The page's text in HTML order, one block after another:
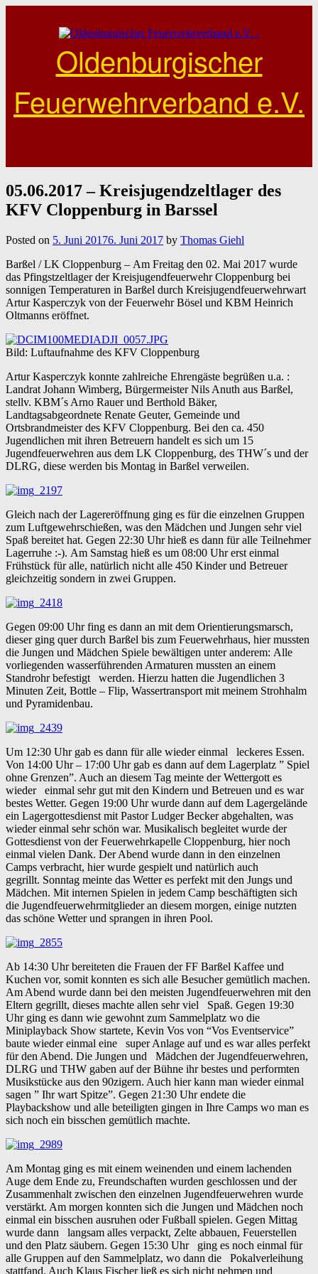
Oldenburgischer
Feuerwehrverband e.V.
05.06.2017 – Kreisjugendzeltlager des
KFV Cloppenburg in Barssel
Posted on 5. Juni 20176. Juni 2017 by Thomas Giehl
Barßel / LK Cloppenburg – Am Freitag den 02. Mai 2017 wurde
das Pfingstzeltlager der Kreisjugendfeuerwehr Cloppenburg bei
sonnigen Temperaturen in Barßel durch Kreisjugendfeuerwehrwart
Artur Kasperczyk von der Feuerwehr Bösel und KBM Heinrich
Oltmanns eröffnet.
Bild: Luftaufnahme des KFV Cloppenburg
Artur Kasperczyk konnte zahlreiche Ehrengäste begrüßen u.a. :
Landrat Johann Wimberg, Bürgermeister Nils Anuth aus Barßel,
stellv. KBM´s Arno Rauer und Berthold Bäker,
Landtagsabgeordnete Renate Geuter, Gemeinde und
Ortsbrandmeister des KFV Cloppenburg. Bei den ca. 450
Jugendlichen mit ihren Betreuern handelt es sich um 15
Jugendfeuerwehren aus dem LK Cloppenburg, des THW´s und der
DLRG, diese werden bis Montag in Barßel verweilen.
Gleich nach der Lagereröffnung ging es für die einzelnen Gruppen
zum Luftgewehrschießen, was den Mädchen und Jungen sehr viel
Spaß bereitet hat. Gegen 22:30 Uhr hieß es dann für alle Teilnehmer
Lagerruhe :-). Am Samstag hieß es um 08:00 Uhr erst einmal
Frühstück für alle, natürlich nicht alle 450 Kinder und Betreuer
gleichzeitig sondern in zwei Gruppen.
Gegen 09:00 Uhr fing es dann an mit dem Orientierungsmarsch,
dieser ging quer durch Barßel bis zum Feuerwehrhaus, hier mussten
die Jungen und Mädchen Spiele bewältigen unter anderem: Alle
vorliegenden wasserführenden Armaturen mussten an einem
Standrohr befestigt werden. Hierzu hatten die Jugendlichen 3
Minuten Zeit, Bottle – Flip, Wassertransport mit meinem Strohhalm
und Pyramidenbau.
Um 12:30 Uhr gab es dann für alle wieder einmal leckeres Essen.
Von 14:00 Uhr – 17:00 Uhr gab es dann auf dem Lagerplatz ” Spiel
ohne Grenzen”. Auch an diesem Tag meinte der Wettergott es
wieder einmal sehr gut mit den Kindern und Betreuen und es war
bestes Wetter. Gegen 19:00 Uhr wurde dann auf dem Lagergelände
ein Lagergottesdienst mit Pastor Ludger Becker abgehalten, was
wieder einmal sehr schön war. Musikalisch begleitet wurde der
Gottesdienst von der Feuerwehrkapelle Cloppenburg, hier noch
einmal vielen Dank. Der Abend wurde dann in den einzelnen
Camps verbracht, hier wurde gespielt und natürlich auch
gegrillt. Sonntag meinte das Wetter es perfekt mit den Jungs und
Mädchen. Mit internen Spielen in jedem Camp beschäftigten sich
die Jugendfeuerwehrmitglieder an diesem morgen, einige nutzten
das schöne Wetter und sprangen in ihren Pool.
Ab 14:30 Uhr bereiteten die Frauen der FF Barßel Kaffee und
Kuchen vor, somit konnten es sich alle Besucher gemütlich machen.
Am Abend wurde dann bei den meisten Jugendfeuerwehren mit den
Eltern gegrillt, dieses machte allen sehr viel Spaß. Gegen 19:30
Uhr ging es dann wie gewohnt zum Sammelplatz wo die
Miniplayback Show startete, Kevin Vos von “Vos Eventservice”
baute wieder einmal eine super Anlage auf und es war alles perfekt
für den Abend. Die Jungen und Mädchen der Jugendfeuerwehren,
DLRG und THW gaben auf der Bühne ihr bestes und performten
Musikstücke aus den 90zigern. Auch hier kann man wieder einmal
sagen ” Ihr wart Spitze”. Gegen 21:30 Uhr endete die
Playbackshow und alle beteiligten gingen in Ihre Camps wo man es
sich noch ein bisschen gemütlich machte.
Am Montag ging es mit einem weinenden und einem lachenden
Auge dem Ende zu, Freundschaften wurden geschlossen und der
Zusammenhalt zwischen den einzelnen Jugendfeuerwehren wurde
verstärkt. Am morgen konnten sich die Jungen und Mädchen noch
einmal ein bisschen ausruhen oder Fußball spielen. Gegen Mittag
wurde dann langsam alles verpackt, Zelte abbauen, Feuerstellen
und den Platz säubern. Gegen 15:30 Uhr ging es noch einmal für
alle Gruppen auf den Sammelplatz, wo dann die Pokalverleihung
stattfand. Auch Klaus Fischer ließ es sich nicht nehmen und